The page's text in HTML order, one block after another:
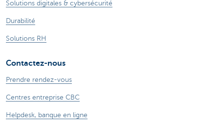
Solutions digitales & cybersécurité
Durabilité
Solutions RH
Contactez-nous
Prendre rendez-vous
Centres entreprise CBC
Helpdesk, banque en ligne